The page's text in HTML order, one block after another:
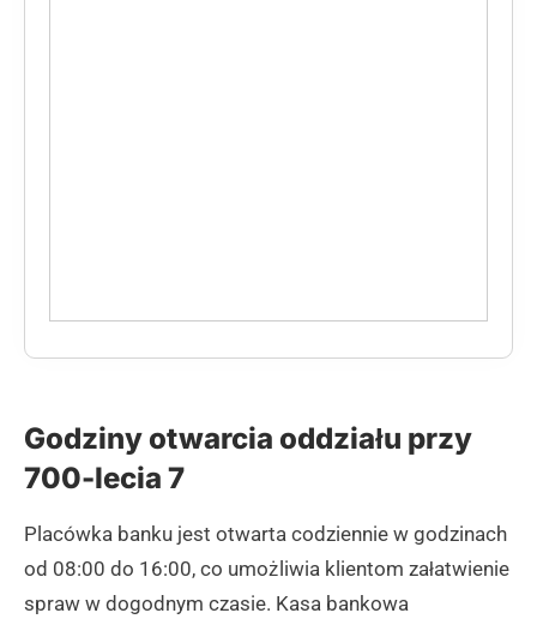
Godziny otwarcia oddziału przy
700-lecia 7
Placówka banku jest otwarta codziennie w godzinach
od 08:00 do 16:00, co umożliwia klientom załatwienie
spraw w dogodnym czasie. Kasa bankowa